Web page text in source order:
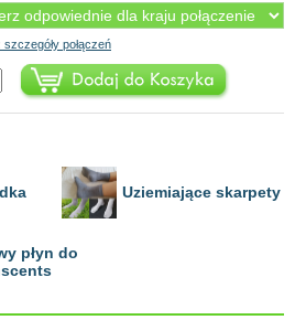
połączeń
Uziemiające skarpety
płyn do